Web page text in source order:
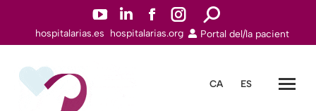
YouTube
page
Linkedin
page
Facebook
page
Instagram
page
Search:
hospitalarias.es hospitalarias.org Portal del/la pacient
CA ES